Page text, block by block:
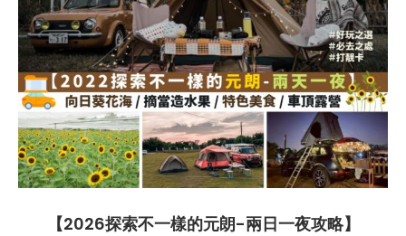
【2026探索不一樣的元朗-兩日一夜攻略】